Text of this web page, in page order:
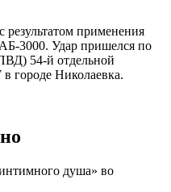
результатом применения
3000. Удар пришелся по
54-й отдельной
городе Николаевка.